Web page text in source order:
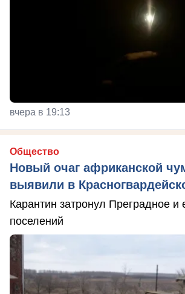
вчера в 19:13
Общество
Новый очаг африканской
выявили в
Карантин затронул Преградное
поселений